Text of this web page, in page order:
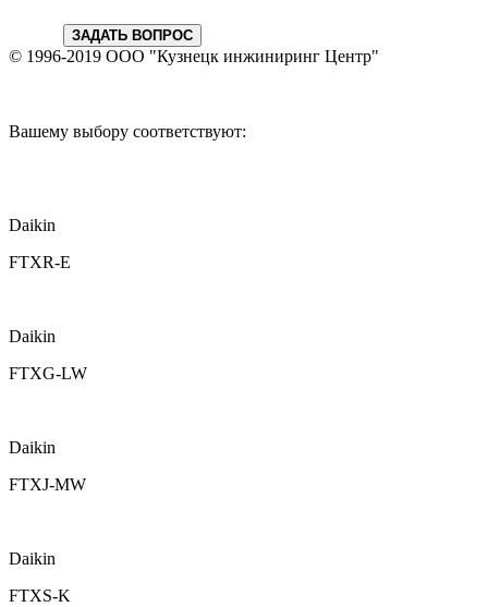
ЗАДАТЬ ВОПРОС
© 1996-2019 ООО "Кузнецк инжиниринг Центр"
Вашему выбору соответствуют:
Daikin
FTXR-E
Daikin
FTXG-LW
Daikin
FTXJ-MW
Daikin
FTXS-K